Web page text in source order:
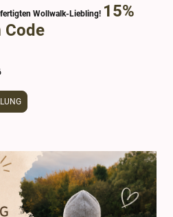
Wollwalk-Liebling! 15%
Code